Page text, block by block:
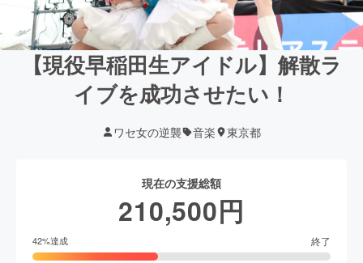
【現役早稲田生アイドル】解散ラ
イブを成功させたい！
ワセ女の逆襲 音楽 東京都
現在の支援総額
210,500円
42%達成 終了